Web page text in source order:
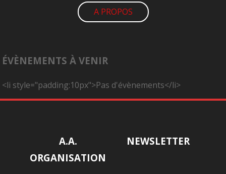
A PROPOS
ÉVÈNEMENTS À VENIR
<li style="padding:10px">Pas d'évènements</li>
A.A.
ORGANISATION
NEWSLETTER